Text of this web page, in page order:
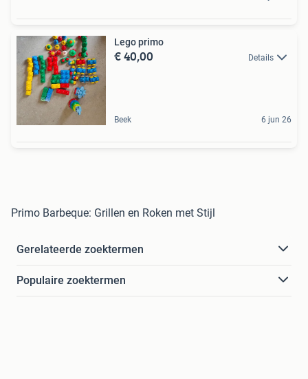
Lego primo
€ 40,00 Details
Beek 6 jun 26
Primo Barbeque: Grillen en Roken met Stijl
Gerelateerde zoektermen
Populaire zoektermen